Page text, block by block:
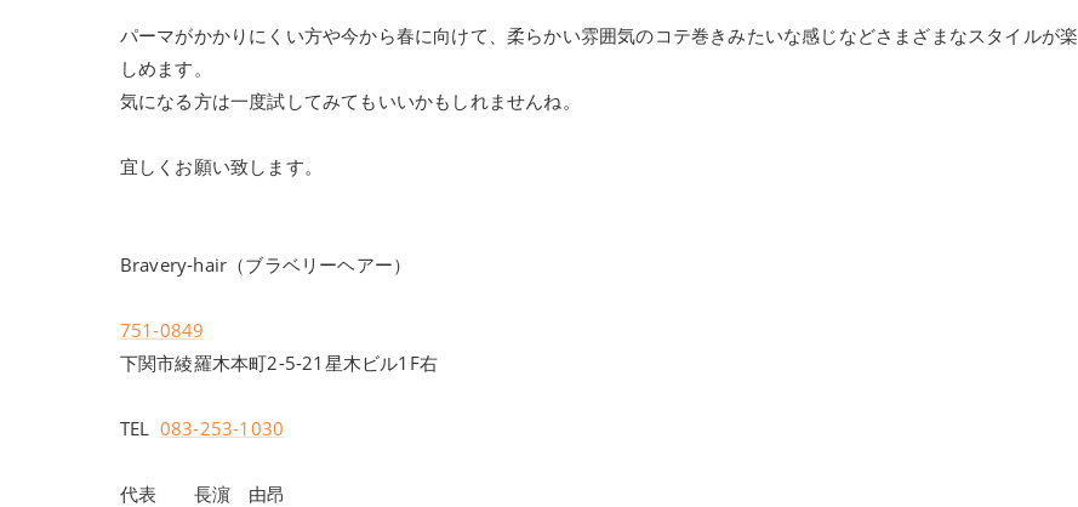
パーマがかかりにくい方や今から春に向けて、柔らかい雰囲気のコテ巻きみたいな感じなどさまざまなスタイルが楽
しめます。
気になる方は一度試してみてもいいかもしれませんね。
宜しくお願い致します。
Bravery-hair（ブラベリーヘアー）
751-0849
下関市綾羅木本町2-5-21星木ビル1F右
TEL 083-253-1030
代表 長濵 由昂